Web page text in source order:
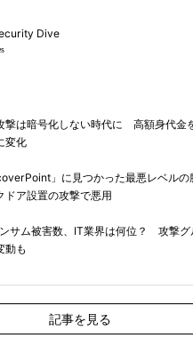
Dive
撃は暗号化しない時代に 高額身代金
変化
」に見つかった最悪レベルの
ア設置の攻撃で悪用
サム被害数、IT業界は何位？ 攻撃グ
動も
記事を見る